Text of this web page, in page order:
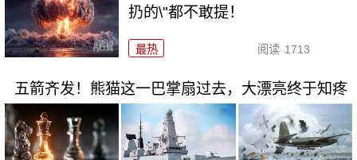
扔的\"都不敢提！
最热 阅读 1713
五箭齐发！熊猫这一巴掌扇过去，大漂亮终于知疼